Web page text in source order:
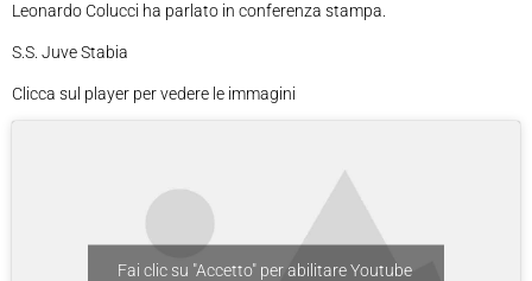
Leonardo Colucci ha parlato in conferenza stampa.
S.S. Juve Stabia
Clicca sul player per vedere le immagini
Fai clic su "Accetto" per abilitare Youtube